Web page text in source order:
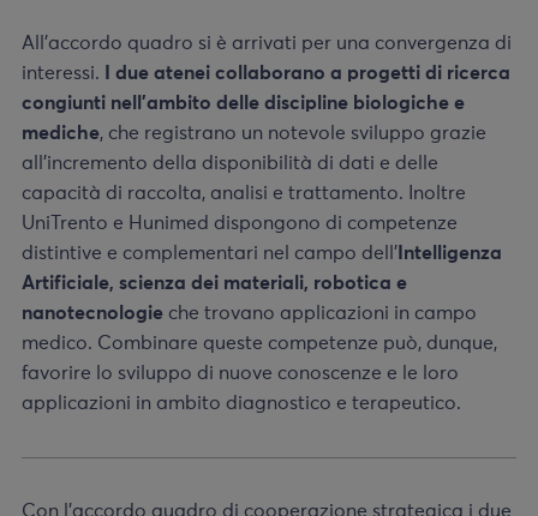
All’accordo quadro si è arrivati per una convergenza di
interessi.
I due atenei collaborano a progetti di ricerca
congiunti nell’ambito delle discipline biologiche e
mediche, che registrano un notevole sviluppo grazie
all’incremento della disponibilità di dati e delle
capacità di raccolta, analisi e trattamento. Inoltre
UniTrento e Hunimed dispongono di competenze
distintive e complementari nel campo dell’ Intelligenza
Artificiale, scienza dei materiali, robotica e
nanotecnologie che trovano applicazioni in campo
medico. Combinare queste competenze può, dunque,
favorire lo sviluppo di nuove conoscenze e le loro
applicazioni in ambito diagnostico e terapeutico.
Con l’accordo quadro di cooperazione strategica i due